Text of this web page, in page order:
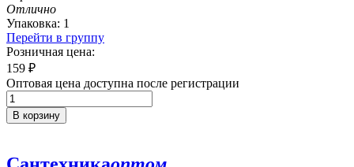
Отлично
Упаковка: 1
Перейти в группу
Розничная цена:
159 ₽
Оптовая цена доступна после регистрации
В корзину